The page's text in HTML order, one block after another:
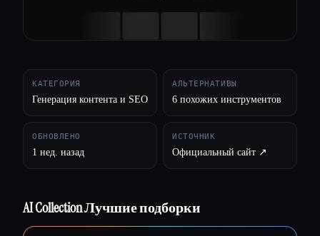
Esc
КАТЕГОРИЯ
Генерация контента и SEO
АЛЬТЕРНАТИВЫ
6 похожих инструментов
ОБНОВЛЕНО
1 нед. назад
ИСТОЧНИК
Официальный сайт ↗︎
AI Collection Лучшие подборки